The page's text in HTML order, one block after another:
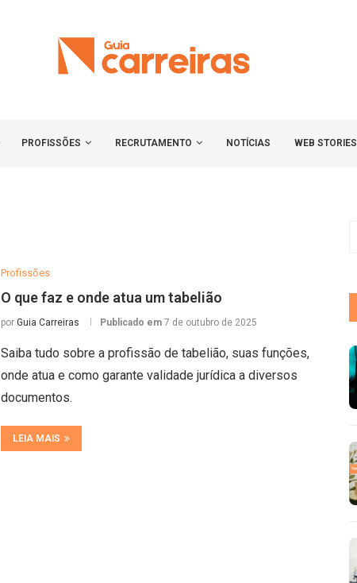
PROFISSÕES RECRUTAMENTO NOTÍCIAS WEB STORIES
Profissões
O que faz e onde atua um tabelião
por Guia Carreiras Publicado em 7 de outubro de 2025
Saiba tudo sobre a profissão de tabelião, suas funções,
onde atua e como garante validade jurídica a diversos
documentos.
LEIA MAIS